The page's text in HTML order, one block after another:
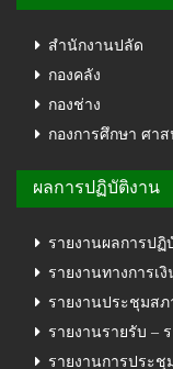
สำนักงานปลัด
กองคลัง
กองช่าง
กองการศึกษา ศา
ผลการปฏิบัติงาน
รายงานผลการปฏิ
รายงานทางการเงิ
รายงานประชุมสภ
รายงานรายรับ –
รายงานการประชุ